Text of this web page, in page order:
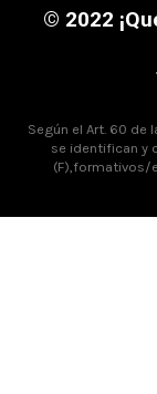
© 2022
Según el Art. 60 de
se identifican y
(F),formativos/